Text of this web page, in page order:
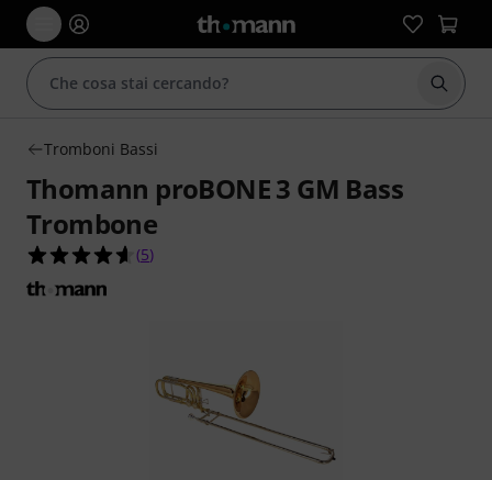
Tromboni Bassi
Thomann proBONE 3 GM Bass
Trombone
4.6 su 5 stelle su 5 valutazioni dei clienti
(5)